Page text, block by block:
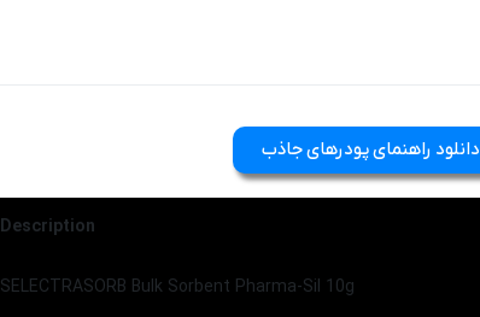
دانلود راهنمای پودرهای جاذب
Description
SELECTRASORB Bulk Sorbent Pharma-Sil 10g